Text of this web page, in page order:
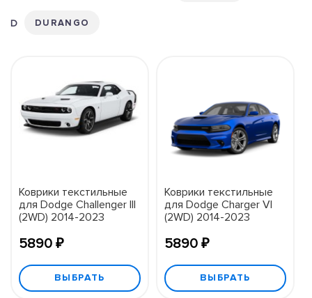
DURANGO
Коврики текстильные
для Dodge Challenger III
(2WD) 2014-2023
5890 ₽
ВЫБРАТЬ
Коврики текстильные
для Dodge Charger VI
(2WD) 2014-2023
5890 ₽
ВЫБРАТЬ